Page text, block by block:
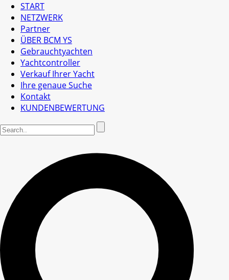
START
NETZWERK
Partner
ÜBER BCM YS
Gebrauchtyachten
Yachtcontroller
Verkauf Ihrer Yacht
Ihre genaue Suche
Kontakt
KUNDENBEWERTUNG